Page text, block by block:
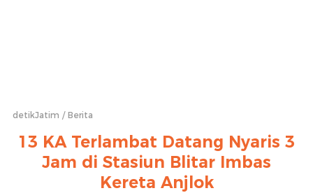
detikJatim Berita
13 KA Terlambat Datang Nyaris 3
Jam di Stasiun Blitar Imbas
Kereta Anjlok